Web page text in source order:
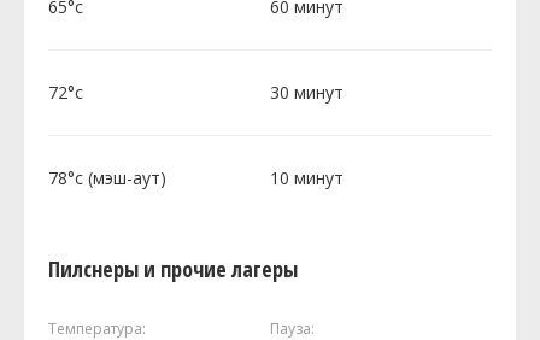
65°c 60 минут
72°c 30 минут
78°c (мэш-аут) 10 минут
Пилснеры и прочие лагеры
Температура: Пауза: